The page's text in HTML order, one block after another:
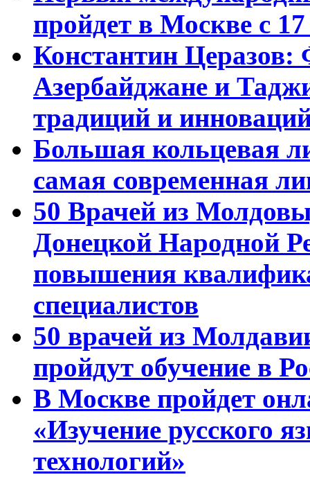
пройдет в Москве с
Константин Церазов:
Азербайджане и
традиций и
Большая кольцевая
самая современная
50 Врачей из
Донецкой Народной
повышения
специалистов
50 врачей из
пройдут обучение в
В Москве пройдет
«Изучение русского
технологий»